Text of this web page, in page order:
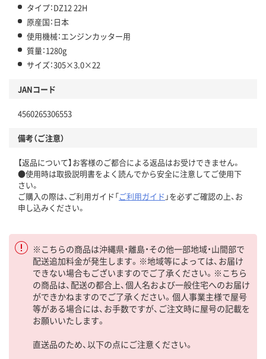
タイプ：DZ12 22H
原産国：日本
使用機械：エンジンカッター用
質量：1280g
サイズ：305×3.0×22
JANコード
4560265306553
備考（ご注意）
【返品について】お客様のご都合による返品はお受けできません。
●使用時は取扱説明書をよく読んでから安全に注意してご使用下
さい。
ご購入の際は、ご利用ガイド「ご利用ガイド 」を必ずご確認の上、お
申し込みください。
※こちらの商品は沖縄県・離島・その他一部地域・山間部で
配送追加料金が発生します。※地域等によっては、お届け
できない場合もございますのでご了承ください。※こちら
の商品は、配送の都合上、個人名および一般住宅へのお届け
ができかねますのでご了承ください。個人事業主様で屋号
等がある場合には、お手数ですが、ご注文時に屋号の記載を
お願いいたします。
直送品のため、以下の点にご注意ください。